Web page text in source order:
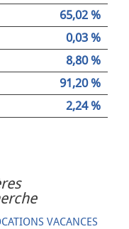
65,02 %
0,03 %
8,80 %
91,20 %
2,24 %
VACANCES